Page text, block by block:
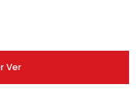
Ver